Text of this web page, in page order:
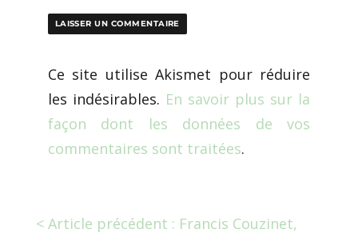
Ce site utilise Akismet pour réduire
les indésirables. En savoir plus sur la
façon dont les données de vos
commentaires sont traitées.
< Article précédent : Francis Couzinet,